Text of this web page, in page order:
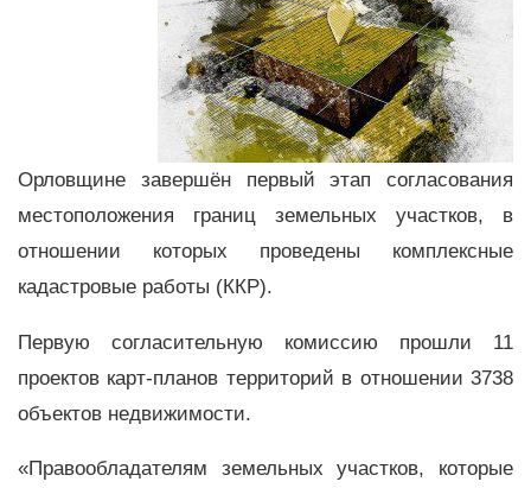
Орловщине завершён первый этап согласования
местоположения границ земельных участков, в
отношении которых проведены комплексные
кадастровые работы (ККР).
Первую согласительную комиссию прошли 11
проектов карт-планов территорий в отношении 3738
объектов недвижимости.
«Правообладателям земельных участков, которые